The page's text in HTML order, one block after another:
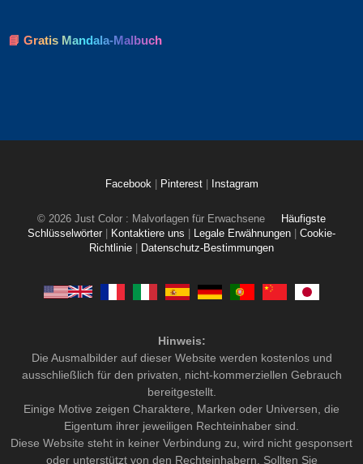
📘 Gratis Mandala-Malbuch
Facebook Pinterest Instagram
© 2026 Just Color : Malvorlagen für Erwachsene
Häufigste
Schlüsselwörter
Kontaktiere uns Legale Erwähnungen
Cookie-
Richtlinie
Datenschutz-Bestimmungen
Hinweis:
Die Ausmalbilder auf dieser Website werden kostenlos und
ausschließlich für den privaten, nicht-kommerziellen Gebrauch
bereitgestellt.
Einige Motive zeigen Charaktere, Marken oder Universen, die
Eigentum ihrer jeweiligen Rechteinhaber sind.
Diese Website steht in keiner Verbindung zu, wird nicht gesponsert
oder unterstützt von den Rechteinhabern. Sollten Sie